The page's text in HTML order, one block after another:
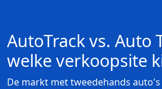
AutoTrack vs. Auto
welke verkoopsite
De markt met tweedehands